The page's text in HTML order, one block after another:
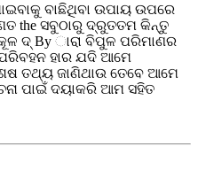
ବାଛିଥିବା ଉପାୟ ଉପରେ
the ସବୁଠାରୁ ଦ୍ରୁତତମ କିନ୍ତୁ
ଦ୍ By ାରା ବିପୁଳ ପରିମାଣର
ପରିବହନ ହାର ଯଦି ଆମେ
ତଥ୍ୟ ଜାଣିଥାଉ ତେବେ ଆମେ
ପାଇଁ ଦୟାକରି ଆମ ସହିତ